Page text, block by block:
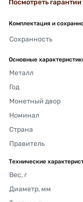
Посмотреть
Комплектация и
Сохранность
Основные
Металл
Год
Монетный двор
Номинал
Страна
Правитель
Технические
Вес, г
Диаметр, мм